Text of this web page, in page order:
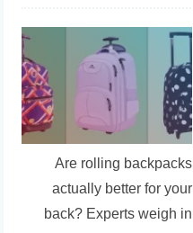
Are rolling backpacks
actually better for your
back? Experts weigh in